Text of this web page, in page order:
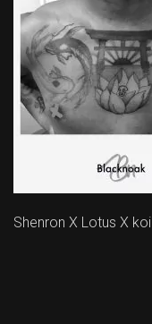
Shenron X Lotus X koi